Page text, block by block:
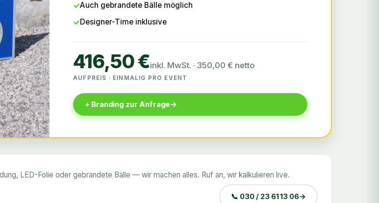
Auch gebrandete Bälle möglich
Designer-Time inklusive
416,50 €inkl. MwSt. · 350,00 € netto
AUFPREIS · EINMALIG PRO EVENT
+ Branding zur Anfrage
LED-Folie oder gebrandete Bälle — wir machen alles. Ruf an, wir kalkulieren live.
📞 030 / 23 61 13 06